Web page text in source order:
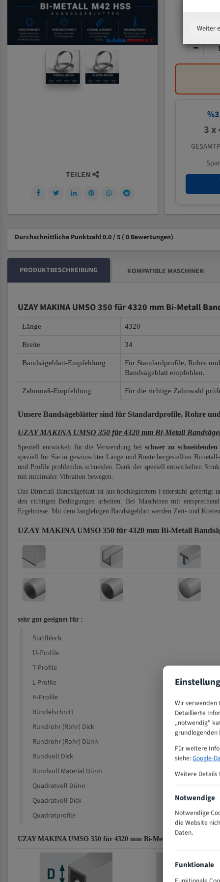
%3
3 x
TEILEN
Durchschnittliche Punktzahl 0.0 / 5 ( 0 Bewertungen)
PRODUKTBESCHREIBUNG KOMPATIBLE MASCHINEN
UZAY MAKINA UMSO 350 für 4320 mm Bi-Metall
Länge 4320
Breite 34
Bandsägeblatt-Empfehlung
Für Standardprofile, Rohre
Bandsägeblatt empfohlen.
Zahnmaß-Empfehlung Für die richtige Zahnwahl
Unsere Bandsägeblätter sind für Standardprofile, Rohre
UZAY MAKINA UMSO 350 für 4320 mm Bi-Metall
Speziell entwickelt für die Verwendung bei schwer zu
speziell für Sie in gewünschter Länge und Breite hergestellten
und Profile problemlos schneiden. Dank der speziell entwickelten
mit minimaler Vibration bewegen.
Das Bimetall-Bandsägeblatt ist aus hochlegiertem Federstahl
den richtigen Bedingungen arbeiten. Bei Maschinen mit
Ergebnisse. Mit dem langlebigen Bandsägeblatt werden Zeit- und
UZAY MAKINA UMSO 350 für 4320 mm Bi-Metall
sehr gut geeignet für :
Stahlblech
U-Profile
T-Profile
L-Profile
H-Profile
Bündelschnitt
Rundrohr (Rohr) Dick
Rundrohr (Rohr) Dünn
Rundvoll Dick
Rundvoll Material Dünn
Quadratvoll Dünn
Quadratvoll Dick
Quadratprofile
UZAY MAKINA UMSO 350 für 4320 mm Bi-Metall
Weiter
Wir verwenden
Detaillierte
„notwendig"
grundlegenden
Für weitere
siehe:Google-
Weitere Details
Notwendige
Notwendige
die Website
Daten.
Funktionale